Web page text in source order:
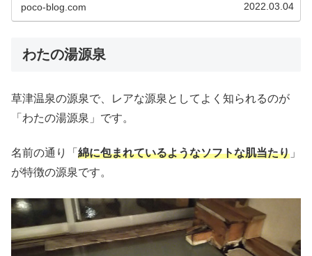
poco-blog.com 2022.03.04
わたの湯源泉
草津温泉の源泉で、レアな源泉としてよく知られるのが
「わたの湯源泉」です。
名前の通り「 綿に包まれているようなソフトな肌当たり 」
が特徴の源泉です。